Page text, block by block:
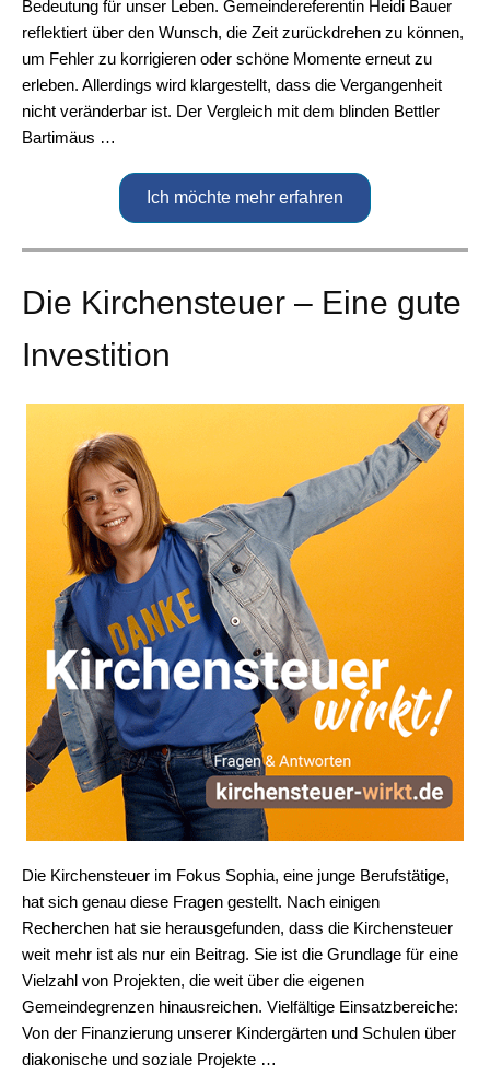
Bedeutung für unser Leben. Gemeindereferentin Heidi Bauer
reflektiert über den Wunsch, die Zeit zurückdrehen zu können,
um Fehler zu korrigieren oder schöne Momente erneut zu
erleben. Allerdings wird klargestellt, dass die Vergangenheit
nicht veränderbar ist. Der Vergleich mit dem blinden Bettler
Bartimäus …
Ich möchte mehr erfahren
Die Kirchensteuer – Eine gute
Investition
Die Kirchensteuer im Fokus Sophia, eine junge Berufstätige,
hat sich genau diese Fragen gestellt. Nach einigen
Recherchen hat sie herausgefunden, dass die Kirchensteuer
weit mehr ist als nur ein Beitrag. Sie ist die Grundlage für eine
Vielzahl von Projekten, die weit über die eigenen
Gemeindegrenzen hinausreichen. Vielfältige Einsatzbereiche:
Von der Finanzierung unserer Kindergärten und Schulen über
diakonische und soziale Projekte …